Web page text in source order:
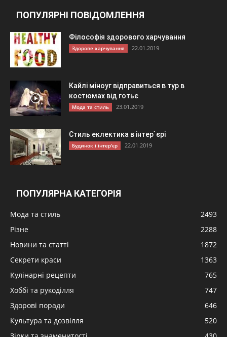
ПОПУЛЯРНІ ПОВІДОМЛЕННЯ
Філософія здорового харчування
Здорове харчування 22.01.2019
Кайлі міноуг відправиться в тур в
костюмах від готьє
Мода та стиль 23.01.2019
Стиль еклектика в інтер`єрі
Будинок і інтер'єр 22.01.2019
ПОПУЛЯРНА КАТЕГОРІЯ
Мода та стиль
2493
Різне
2288
Новини та статті
1872
Секрети краси
1363
Кулінарні рецепти
765
Хоббі та рукоділля
747
Здорові поради
646
Культура та дозвілля
520